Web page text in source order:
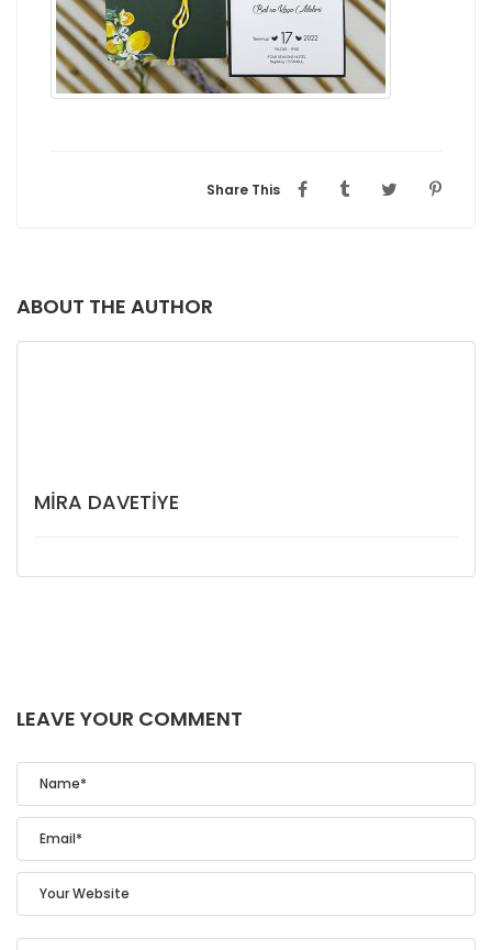
Share This
ABOUT THE AUTHOR
MIRA DAVETIYE
LEAVE YOUR COMMENT